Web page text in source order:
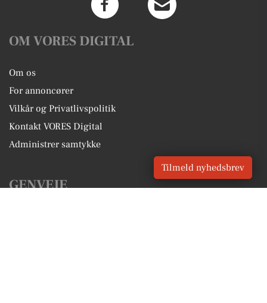
OM VORES DIGITAL
Om os
For annoncører
Vilkår og Privatlivspolitik
Kontakt VORES Digital
Administrer samtykke
GENVEJE
Tilmeld nyhedsbrev